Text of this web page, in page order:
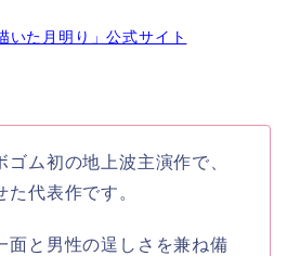
いた月明り」公式サイト
ム初の地上波主演作で、
代表作です。
面と男性の逞しさを兼ね備